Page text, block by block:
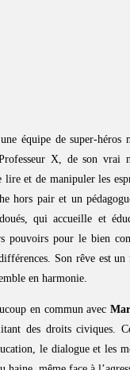
équipe de super-héros
X, de son vrai
et de manipuler les
hors pair et un
qui accueille et
pouvoirs pour le bien
Son rêve est un
en harmonie.
en commun avec
des droits civiques.
le dialogue et les